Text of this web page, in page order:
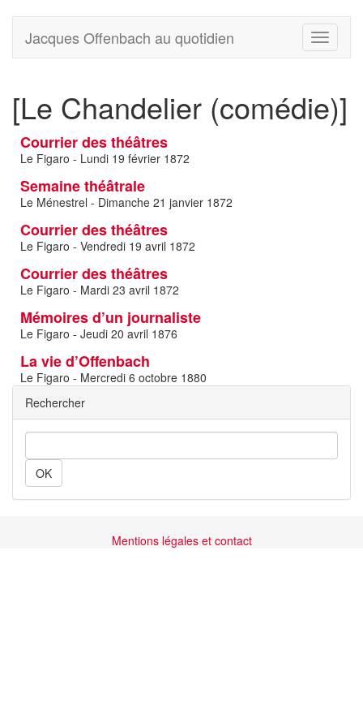
Toggle
Jacques Offenbach au quotidien
[Le Chandelier (comédie)]
Courrier des théâtres
Le Figaro - Lundi 19 février 1872
Semaine théâtrale
Le Ménestrel - Dimanche 21 janvier 1872
Courrier des théâtres
Le Figaro - Vendredi 19 avril 1872
Courrier des théâtres
Le Figaro - Mardi 23 avril 1872
Mémoires d’un journaliste
Le Figaro - Jeudi 20 avril 1876
La vie d’Offenbach
Le Figaro - Mercredi 6 octobre 1880
Rechercher
Mentions légales et contact